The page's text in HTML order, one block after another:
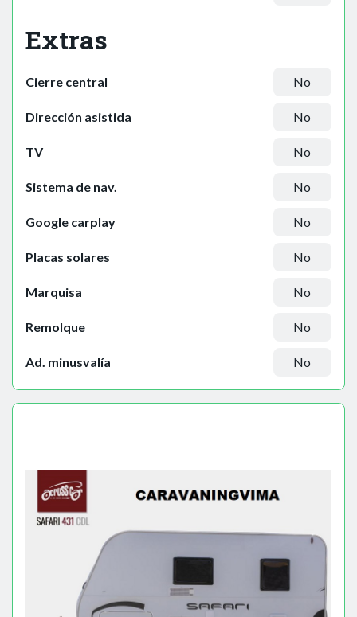
Extras
Cierre central No
Dirección asistida No
TV No
Sistema de nav. No
Google carplay No
Placas solares No
Marquisa No
Remolque No
Ad. minusvalía No